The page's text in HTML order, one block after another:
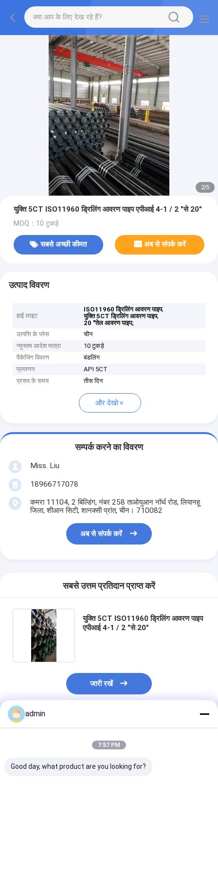
2/5
युक्ति 5CT ISO11960 ड्रिलिंग आवरण पाइप एपीआई 4-1 / 2 "से 20"
MOQ：10 टुकड़े
सबसे अच्छी कीमत अब से संपर्क करें
उत्पाद विवरण
हाई लाइट
ISO11960 ड्रिलिंग आवरण पाइप,
युक्ति 5CT ड्रिलिंग आवरण पाइप,
20 "तेल आवरण पाइप;
उत्पत्ति के प्लेस
चीन
न्यूनतम आदेश मात्रा
10 टुकड़े
पैकेजिंग विवरण
बंडलिंग
प्रमाणन
API 5CT
प्रसव के समय
तीस दिन
और देखो
सम्पर्क करने का विवरण
Miss. Liu
18966717078
कमरा 11104, 2 बिल्डिंग, नंबर 258 ताओयुआन नॉर्थ रोड, लियानहू
जिला, शीआन सिटी, शानक्सी प्रांत, चीन। 710082
अब से संपर्क करें
सबसे उत्तम प्रतिदान प्राप्त करें
युक्ति 5CT ISO11960 ड्रिलिंग आवरण पाइप
एपीआई 4-1 / 2 "से 20"
जारी रखें
अनुशंसित उत्पाद
admin
7:57 PM
Good day, what product are you looking for?